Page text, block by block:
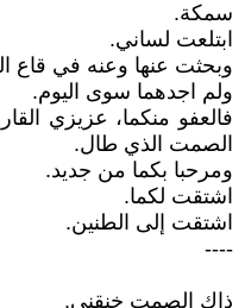
سمكة.
ابتلعت لساني.
وبحثت عنها وعنه في قاع
ولم اجدهما سوى اليوم.
فالعفو منكما، عزيزي
الصمت الذي طال.
ومرحبا بكما من جديد.
اشتقت لكما.
اشتقت إلى الطنين.
----
ذاك الصمت خنقني.